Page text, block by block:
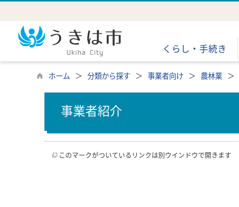
くらし・手続き
ホーム 分類から探す 事業者向け 農林業
事業者紹介
このマークがついているリンクは別ウインドウで開きます